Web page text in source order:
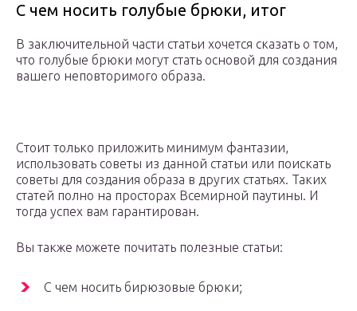
С чем носить голубые брюки, итог
В заключительной части статьи хочется сказать о том,
что голубые брюки могут стать основой для создания
вашего неповторимого образа.
Стоит только приложить минимум фантазии,
использовать советы из данной статьи или поискать
советы для создания образа в других статьях. Таких
статей полно на просторах Всемирной паутины. И
тогда успех вам гарантирован.
Вы также можете почитать полезные статьи:
С чем носить бирюзовые брюки;